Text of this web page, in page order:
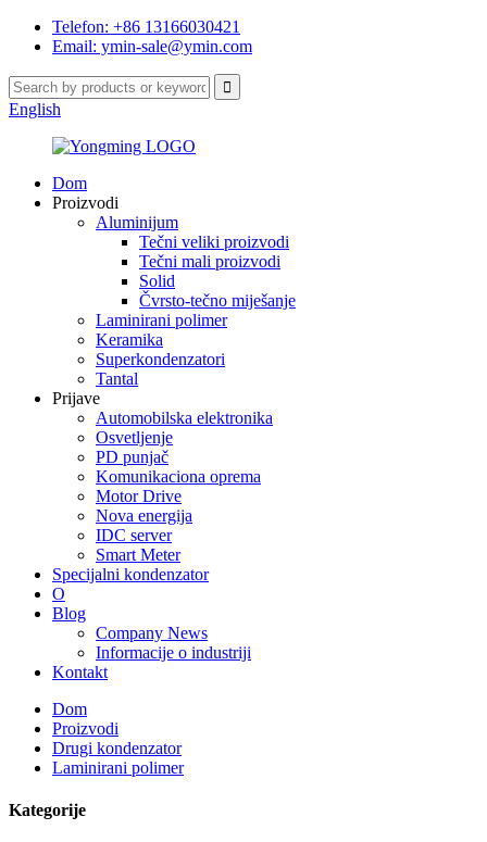
Telefon: +86 13166030421
Email: ymin-sale@ymin.com
English
Dom
Proizvodi
Aluminijum
Tečni veliki proizvodi
Tečni mali proizvodi
Solid
Čvrsto-tečno miješanje
Laminirani polimer
Keramika
Superkondenzatori
Tantal
Prijave
Automobilska elektronika
Osvetljenje
PD punjač
Komunikaciona oprema
Motor Drive
Nova energija
IDC server
Smart Meter
Specijalni kondenzator
O
Blog
Company News
Informacije o industriji
Kontakt
Dom
Proizvodi
Drugi kondenzator
Laminirani polimer
Kategorije